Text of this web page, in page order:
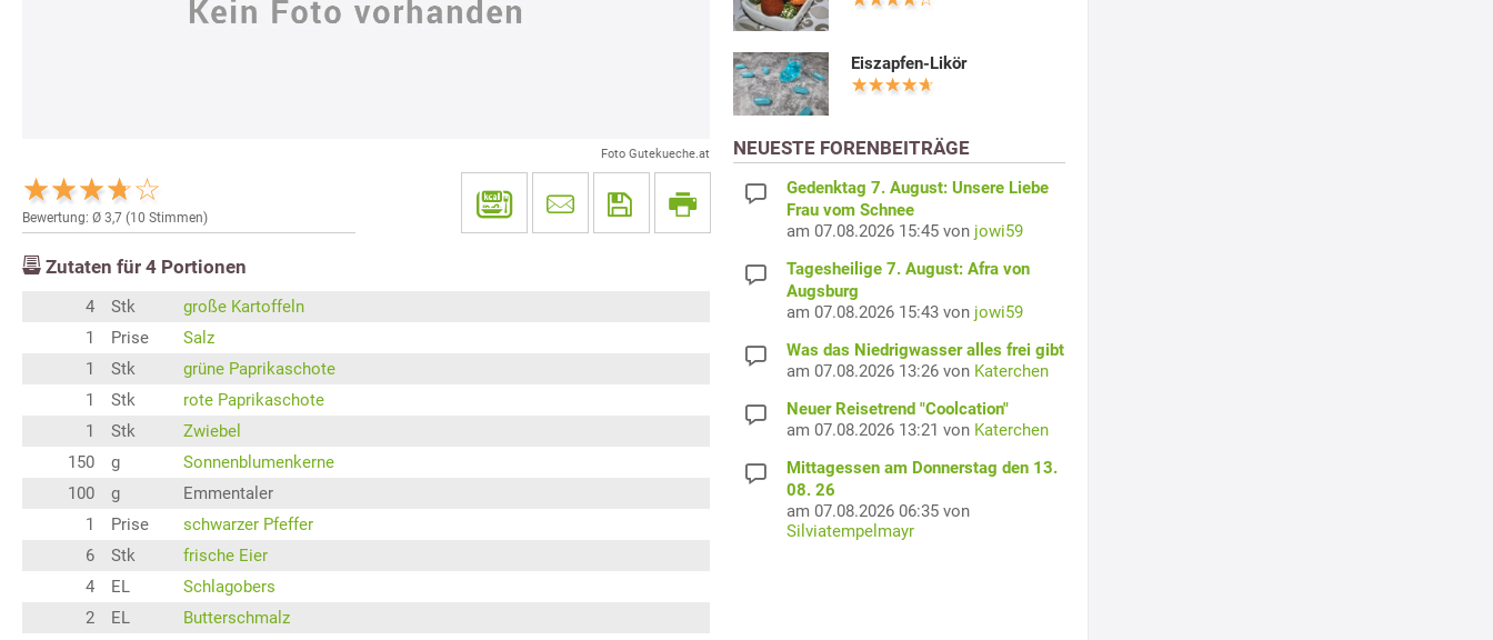
Foto Gutekueche.at
Bewertung: Ø 3,7 (10 Stimmen)
Zutaten für 4 Portionen
4 Stk
große Kartoffeln
1
Prise
Salz
1
Stk
grüne Paprikaschote
1
Stk
rote Paprikaschote
1
Stk
Zwiebel
150
g
Sonnenblumenkerne
100
g
Emmentaler
1
Prise
schwarzer Pfeffer
6
Stk
frische Eier
4
EL
Schlagobers
2
EL Butterschmalz
Eiszapfen-Likör
NEUESTE FORENBEITRÄGE
Gedenktag 7. August: Unsere Liebe
Frau vom Schnee
am 07.08.2026 15:45 von jowi59
Tagesheilige 7. August: Afra von
Augsburg
am 07.08.2026 15:43 von jowi59
Was das Niedrigwasser alles frei gibt
am 07.08.2026 13:26 von Katerchen
Neuer Reisetrend "Coolcation"
am 07.08.2026 13:21 von Katerchen
Mittagessen am Donnerstag den 13.
08. 26
am 07.08.2026 06:35 von
Silviatempelmayr